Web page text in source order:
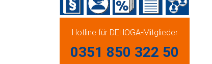
Hotline für DEHOGA-Mitglieder
0351 850 322 50